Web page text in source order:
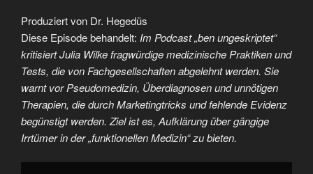
Produziert von Dr. Hegedüs
Diese Episode behandelt: Im Podcast „ben ungeskriptet“
kritisiert Julia Wilke fragwürdige medizinische Praktiken und
Tests, die von Fachgesellschaften abgelehnt werden. Sie
warnt vor Pseudomedizin, Überdiagnosen und unnötigen
Therapien, die durch Marketingtricks und fehlende Evidenz
begünstigt werden. Ziel ist es, Aufklärung über gängige
Irrtümer in der „funktionellen Medizin“ zu bieten.
„Mikronährstoffe,